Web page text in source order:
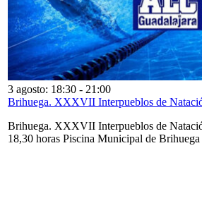
3 agosto: 18:30 - 21:00
Brihuega. XXXVII Interpueblos de
Brihuega. XXXVII Interpueblos de
18,30 horas Piscina Municipal de Brihuega